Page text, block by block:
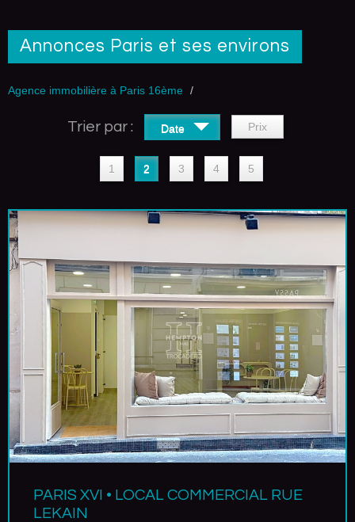
Annonces Paris et ses environs
Agence immobilière à Paris 16ème
Trier par : Date Prix
1 2 3 4 5
PARIS XVI • LOCAL COMMERCIAL RUE
LEKAIN